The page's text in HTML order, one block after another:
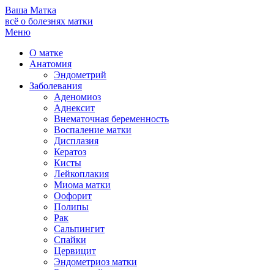
Ваша Матка
всё о болезнях матки
Меню
О матке
Анатомия
Эндометрий
Заболевания
Аденомиоз
Аднексит
Внематочная беременность
Воспаление матки
Дисплазия
Кератоз
Кисты
Лейкоплакия
Миома матки
Оофорит
Полипы
Рак
Сальпингит
Спайки
Цервицит
Эндометриоз матки